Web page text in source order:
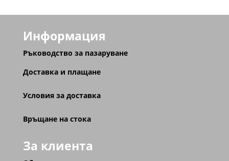
Информация
Ръководство за пазаруване
Доставка и плащане
Условия за доставка
Връщане на стока
За клиента